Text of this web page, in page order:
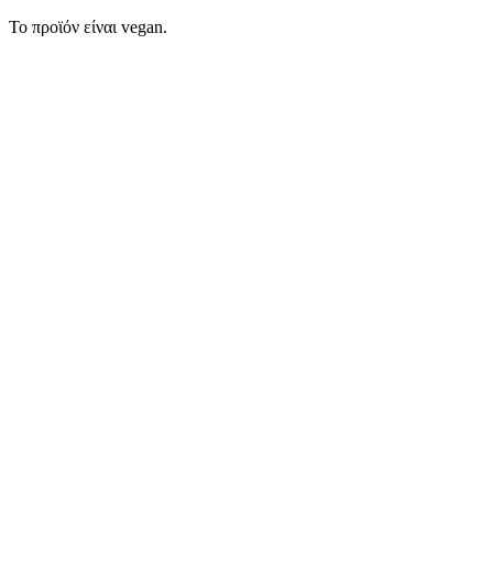
Το προϊόν είναι vegan.